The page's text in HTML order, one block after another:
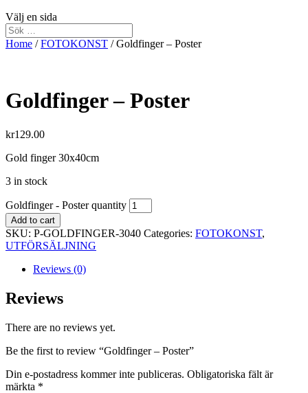
Välj en sida
Home /FOTOKONST / Goldfinger – Poster
Goldfinger – Poster
kr129.00
Gold finger 30x40cm
3 in stock
Goldfinger - Poster quantity
Add to cart
SKU: P-GOLDFINGER-3040 Categories: FOTOKONST,
UTFÖRSÄLJNING
Reviews (0)
Reviews
There are no reviews yet.
Be the first to review “Goldfinger – Poster”
Din e-postadress kommer inte publiceras. Obligatoriska fält är
märkta *